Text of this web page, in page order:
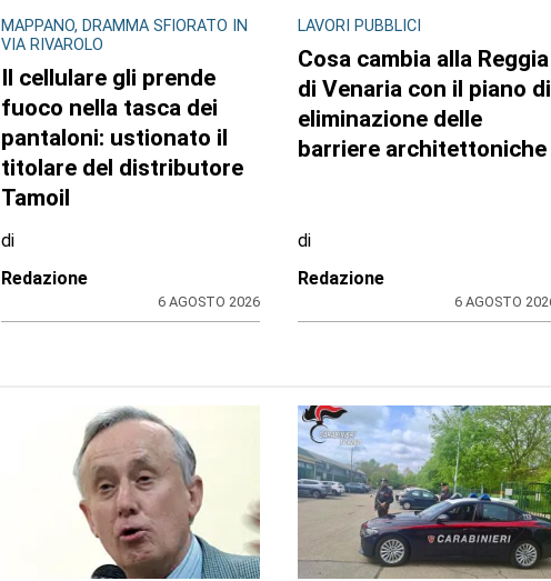
MAPPANO, DRAMMA SFIORATO IN
Il cellulare gli prende
fuoco nella tasca dei
pantaloni: ustionato il
titolare del distributore
Tamoil
di
Redazione
Cosa cambia alla Reggia
di Venaria con il piano di
eliminazione delle
barriere architettoniche
di
Redazione